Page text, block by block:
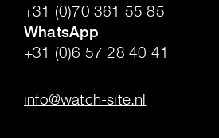
+31 (0)70 361 55 85
WhatsApp
+31 (0)6 57 28 40 41
info@watch-site.nl